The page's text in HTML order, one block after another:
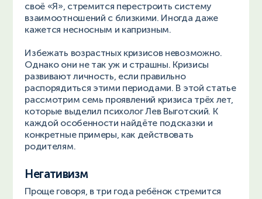
своё «Я», стремится перестроить систему
взаимоотношений с близкими. Иногда даже
кажется несносным и капризным.
Избежать возрастных кризисов невозможно.
Однако они не так уж и страшны. Кризисы
развивают личность, если правильно
распорядиться этими периодами. В этой статье
рассмотрим семь проявлений кризиса трёх лет,
которые выделил психолог Лев Выготский. К
каждой особенности найдёте подсказки и
конкретные примеры, как действовать
родителям.
Негативизм
Проще говоря, в три года ребёнок стремится